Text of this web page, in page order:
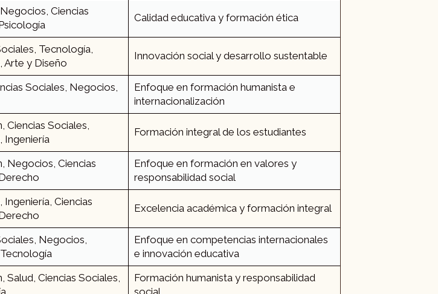
Ciencias
Calidad educativa y formación ética
Tecnología,
Arte y Diseño
Innovación social y desarrollo sustentable​
Sociales, Negocios,
Enfoque en formación humanista e
internacionalización
Ciencias Sociales,
Ingeniería
Formación integral de los estudiantes​
Negocios, Ciencias
Enfoque en formación en valores y
responsabilidad social​
Ciencias
Excelencia académica y formación integral​
Negocios,
Enfoque en competencias internacionales
e innovación educativa​
Salud, Ciencias Sociales,
Formación humanista y responsabilidad
social